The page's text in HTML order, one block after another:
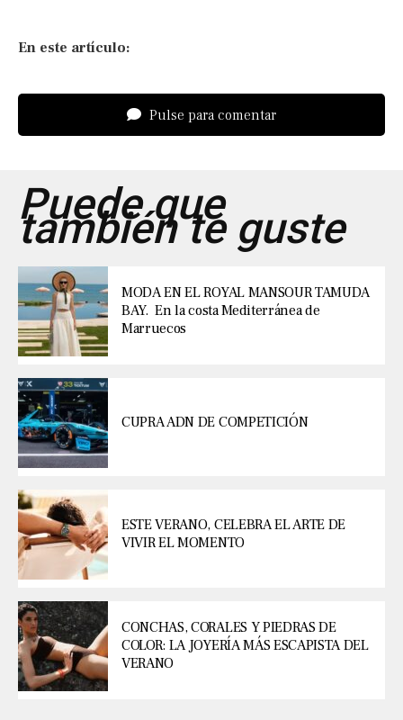
En este artículo:
Pulse para comentar
Puede que
también te guste
MODA EN EL ROYAL MANSOUR TAMUDA
BAY. En la costa Mediterránea de
Marruecos
CUPRA ADN DE COMPETICIÓN
ESTE VERANO, CELEBRA EL ARTE DE
VIVIR EL MOMENTO
CONCHAS, CORALES Y PIEDRAS DE
COLOR: LA JOYERÍA MÁS ESCAPISTA DEL
VERANO